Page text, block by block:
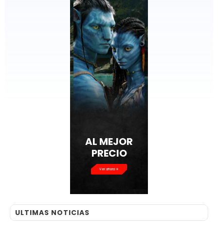
AL MEJOR
PRECIO
Ver ahora
ULTIMAS NOTICIAS